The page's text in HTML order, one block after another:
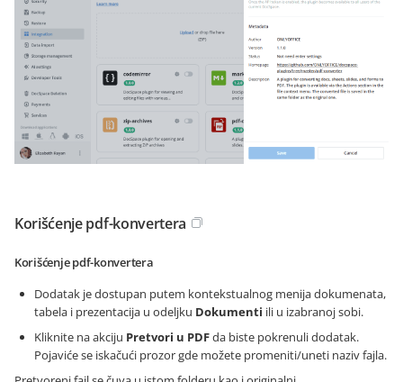
Korišćenje pdf-konvertera
Korišćenje pdf-konvertera
Dodatak je dostupan putem kontekstualnog menija dokumenata,
tabela i prezentacija u odeljku Dokumenti ili u izabranoj sobi.
Kliknite na akciju Pretvori u PDFda biste pokrenuli dodatak.
Pojaviće se iskačući prozor gde možete promeniti/uneti naziv fajla.